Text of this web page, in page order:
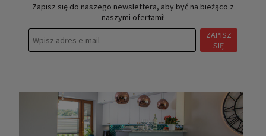
Zapisz się do naszego newslettera, aby być na bieżąco z
naszymi ofertami!
ZAPISZ
SIĘ